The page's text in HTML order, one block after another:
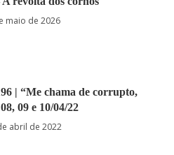
maio de 2026
| “Me chama de corrupto,
09 e 10/04/22
abril de 2022